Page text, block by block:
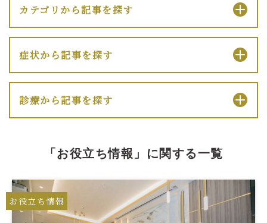
カテゴリから記事を探す
症状から記事を探す
診療から記事を探す
「お役立ち情報」に関する一覧
お役立ち情報